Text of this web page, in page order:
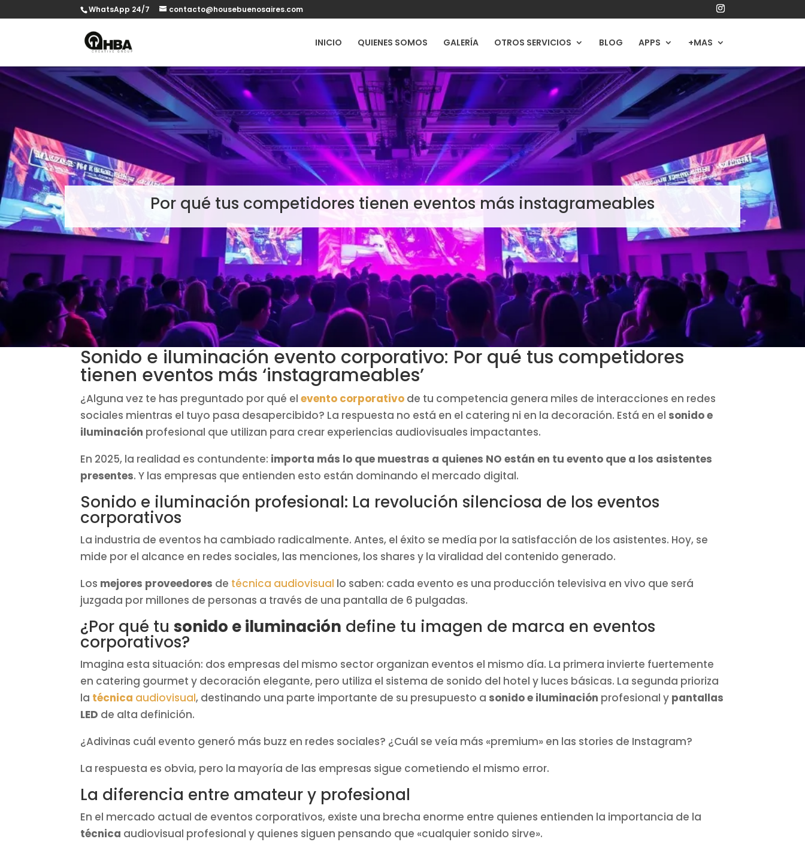
WhatsApp 24/7 contacto@housebuenosaires.com
INICIO QUIENES SOMOS GALERÍA OTROS SERVICIOS BLOG APPS +MAS
Por qué tus competidores tienen eventos más instagrameables
Sonido e iluminación evento corporativo: Por qué tus competidores
tienen eventos más ‘instagrameables’
¿Alguna vez te has preguntado por qué elevento corporativo de tu competencia genera miles de interacciones en redes
sociales mientras el tuyo pasa desapercibido? La respuesta no está en el catering ni en la decoración. Está en el sonido e
iluminación profesional que utilizan para crear experiencias audiovisuales impactantes.
En 2025, la realidad es contundente: importa más lo que muestras a quienes NO están en tu evento que a los asistentes
presentes. Y las empresas que entienden esto están dominando el mercado digital.
Sonido e iluminación profesional: La revolución silenciosa de los eventos
corporativos
La industria de eventos ha cambiado radicalmente. Antes, el éxito se medía por la satisfacción de los asistentes. Hoy, se
mide por el alcance en redes sociales, las menciones, los shares y la viralidad del contenido generado.
Los mejores proveedores de técnica audiovisual lo saben: cada evento es una producción televisiva en vivo que será
juzgada por millones de personas a través de una pantalla de 6 pulgadas.
¿Por qué tusonido e iluminación define tu imagen de marca en eventos
corporativos?
Imagina esta situación: dos empresas del mismo sector organizan eventos el mismo día. La primera invierte fuertemente
en catering gourmet y decoración elegante, pero utiliza el sistema de sonido del hotel y luces básicas. La segunda prioriza
la técnica audiovisual, destinando una parte importante de su presupuesto a sonido e iluminación profesional y pantallas
LED de alta definición.
¿Adivinas cuál evento generó más buzz en redes sociales? ¿Cuál se veía más «premium» en las stories de Instagram?
La respuesta es obvia, pero la mayoría de las empresas sigue cometiendo el mismo error.
La diferencia entre amateur y profesional
En el mercado actual de eventos corporativos, existe una brecha enorme entre quienes entienden la importancia de la
técnica audiovisual profesional y quienes siguen pensando que «cualquier sonido sirve».